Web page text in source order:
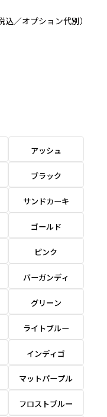
込／オプション代別）
アッシュ
ブラック
サンドカーキ
ゴールド
ピンク
バーガンディ
グリーン
ライトブルー
インディゴ
マットパープル
フロストブルー
す。ご確認のお
ください。［
認）［ +298円
す。ご確認のお
たします。
ださい。
をご指定くだ
）［ +1,598円
円］
す。ご確認のお
たします。
イン画のファ
ださい。
）［ +1,798
低いです。
線を意識したい
は大きすぎると
したい場合はこ
な印象を受けま
最近、注文が増
店の外観の邪魔
れます。
低いです。
線を意識したい
は大きすぎると
したい場合はこ
な印象を受けま
最近、注文が増
店の外観の邪魔
れます。
左棒袋縫い
上下棒袋縫い
（上と下）
お書きください
Aバナー用チチ
（上2下2）
上棒袋縫い
（上のみ）
お書きください
だと
入ります